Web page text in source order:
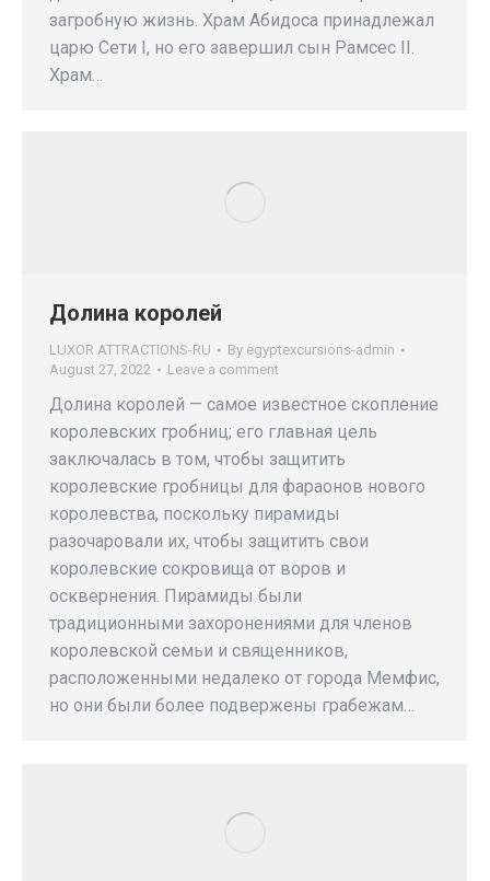
загробную жизнь. Храм Абидоса принадлежал
царю Сети I, но его завершил сын Рамсес II.
Храм…
Долина королей
LUXOR ATTRACTIONS-RU By egyptexcursions-admin
August 27, 2022
Leave a comment
Долина королей — самое известное скопление
королевских гробниц; его главная цель
заключалась в том, чтобы защитить
королевские гробницы для фараонов нового
королевства, поскольку пирамиды
разочаровали их, чтобы защитить свои
королевские сокровища от воров и
осквернения. Пирамиды были
традиционными захоронениями для членов
королевской семьи и священников,
расположенными недалеко от города Мемфис,
но они были более подвержены грабежам…